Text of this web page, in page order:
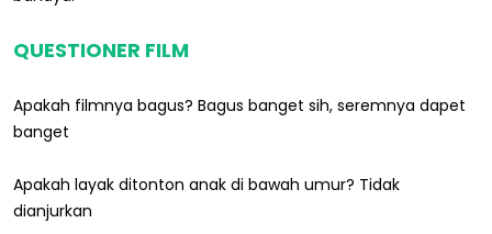
QUESTIONER FILM
Apakah filmnya bagus? Bagus banget sih, seremnya dapet
banget
Apakah layak ditonton anak di bawah umur? Tidak
dianjurkan